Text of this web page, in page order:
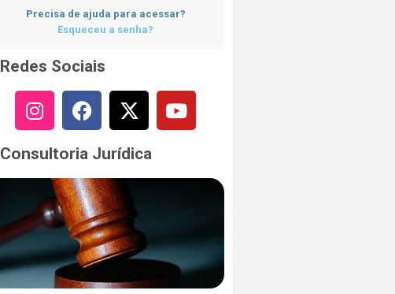
Precisa de ajuda para acessar?
Esqueceu a senha?
Redes Sociais
Consultoria Jurídica